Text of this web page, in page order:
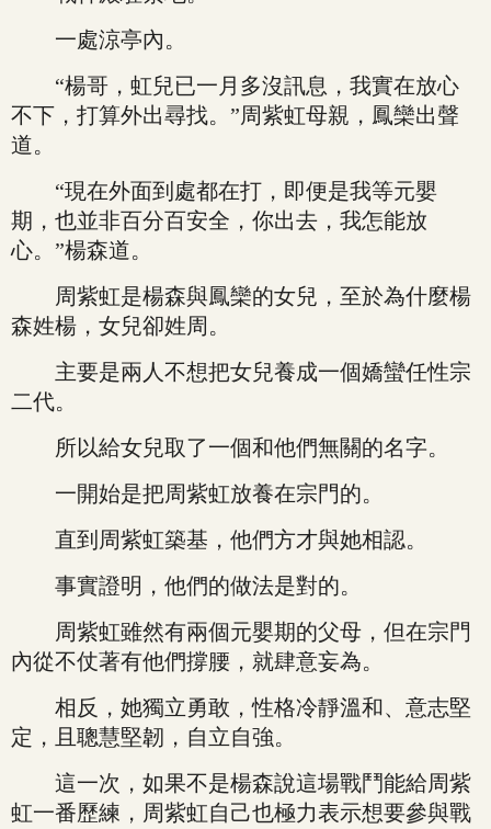
一處涼亭內。
“楊哥，虹兒已一月多沒訊息，我實在放心
不下，打算外出尋找。”周紫虹母親，鳳欒出聲
道。
“現在外面到處都在打，即便是我等元嬰
期，也並非百分百安全，你出去，我怎能放
心。”楊森道。
周紫虹是楊森與鳳欒的女兒，至於為什麼楊
森姓楊，女兒卻姓周。
主要是兩人不想把女兒養成一個嬌蠻任性宗
二代。
所以給女兒取了一個和他們無關的名字。
一開始是把周紫虹放養在宗門的。
直到周紫虹築基，他們方才與她相認。
事實證明，他們的做法是對的。
周紫虹雖然有兩個元嬰期的父母，但在宗門
內從不仗著有他們撐腰，就肆意妄為。
相反，她獨立勇敢，性格冷靜溫和、意志堅
定，且聰慧堅韌，自立自強。
這一次，如果不是楊森說這場戰鬥能給周紫
虹一番歷練，周紫虹自己也極力表示想要參與戰